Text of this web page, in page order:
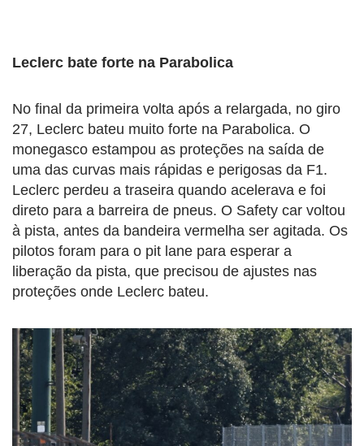
Leclerc bate forte na Parabolica
No final da primeira volta após a relargada, no giro
27, Leclerc bateu muito forte na Parabolica. O
monegasco estampou as proteções na saída de
uma das curvas mais rápidas e perigosas da F1.
Leclerc perdeu a traseira quando acelerava e foi
direto para a barreira de pneus. O Safety car voltou
à pista, antes da bandeira vermelha ser agitada. Os
pilotos foram para o pit lane para esperar a
liberação da pista, que precisou de ajustes nas
proteções onde Leclerc bateu.